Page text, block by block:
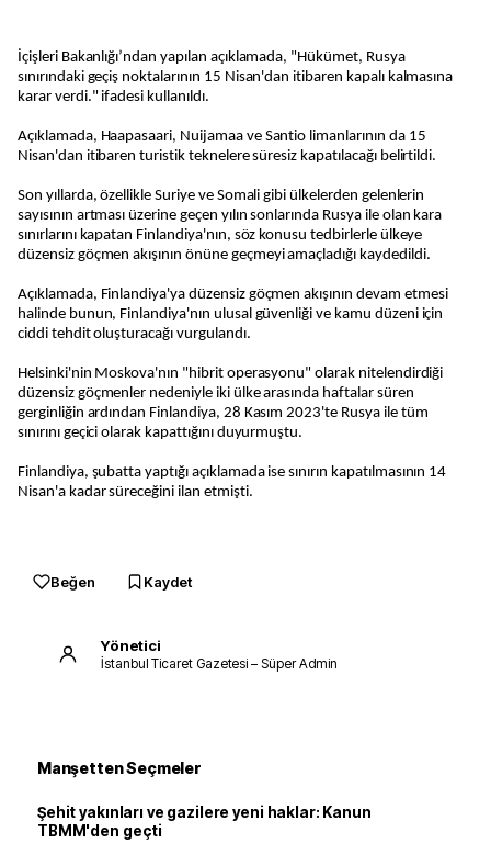
İçişleri Bakanlığı’ndan yapılan açıklamada, "Hükümet, Rusya
sınırındaki geçiş noktalarının 15 Nisan'dan itibaren kapalı kalmasına
karar verdi." ifadesi kullanıldı.
Açıklamada, Haapasaari, Nuijamaa ve Santio limanlarının da 15
Nisan'dan itibaren turistik teknelere süresiz kapatılacağı belirtildi.
Son yıllarda, özellikle Suriye ve Somali gibi ülkelerden gelenlerin
sayısının artması üzerine geçen yılın sonlarında Rusya ile olan kara
sınırlarını kapatan Finlandiya'nın, söz konusu tedbirlerle ülkeye
düzensiz göçmen akışının önüne geçmeyi amaçladığı kaydedildi.
Açıklamada, Finlandiya'ya düzensiz göçmen akışının devam etmesi
halinde bunun, Finlandiya'nın ulusal güvenliği ve kamu düzeni için
ciddi tehdit oluşturacağı vurgulandı.
Helsinki'nin Moskova'nın "hibrit operasyonu" olarak nitelendirdiği
düzensiz göçmenler nedeniyle iki ülke arasında haftalar süren
gerginliğin ardından Finlandiya, 28 Kasım 2023'te Rusya ile tüm
sınırını geçici olarak kapattığını duyurmuştu.
Finlandiya, şubatta yaptığı açıklamada ise sınırın kapatılmasının 14
Nisan'a kadar süreceğini ilan etmişti.
Beğen Kaydet
Yönetici
İstanbul Ticaret Gazetesi – Süper Admin
Manşetten Seçmeler
Şehit yakınları ve gazilere yeni haklar: Kanun
TBMM'den geçti